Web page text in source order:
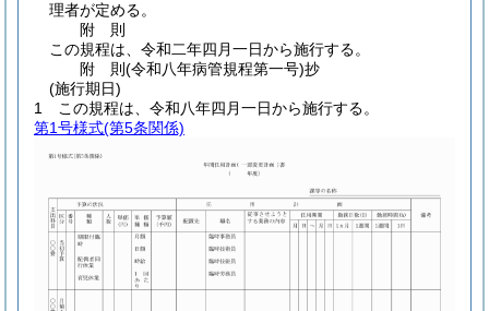
理者が定める。
附 則
この規程は、令和二年四月一日から施行する。
附 則(令和八年病管規程第一号)抄
(施行期日)
1
この規程は、令和八年四月一日から施行する。
第1号様式(第5条関係)